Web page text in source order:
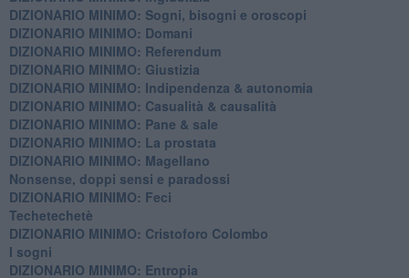
DIZIONARIO MINIMO: ​Sogni, bisogni e oroscopi
DIZIONARIO MINIMO: Domani
DIZIONARIO MINIMO: Referendum
DIZIONARIO MINIMO: Giustizia
DIZIONARIO MINIMO: ​Indipendenza & autonomia
DIZIONARIO MINIMO: ​Casualità & causalità
​DIZIONARIO MINIMO: Pane & sale
DIZIONARIO MINIMO: La prostata
​DIZIONARIO MINIMO: Magellano
Nonsense, doppi sensi e paradossi
DIZIONARIO MINIMO: Feci
Techetechetè
DIZIONARIO MINIMO: Cristoforo Colombo
I sogni
DIZIONARIO MINIMO: Entropia